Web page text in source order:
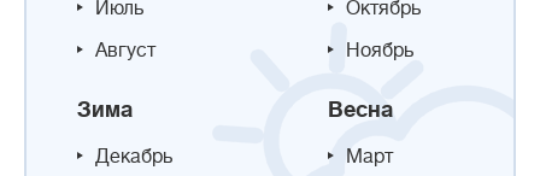
Июль
Август
Октябрь
Ноябрь
Зима
Декабрь
Весна
Март